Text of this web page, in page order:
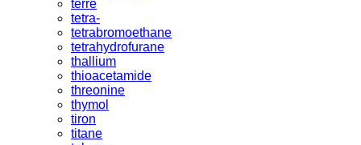
terre
tetra-
tetrabromoethane
tetrahydrofurane
thallium
thioacetamide
threonine
thymol
tiron
titane